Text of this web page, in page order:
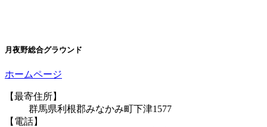
月夜野総合グラウンド
ホームページ
【最寄住所】
群馬県利根郡みなかみ町下津1577
【電話】